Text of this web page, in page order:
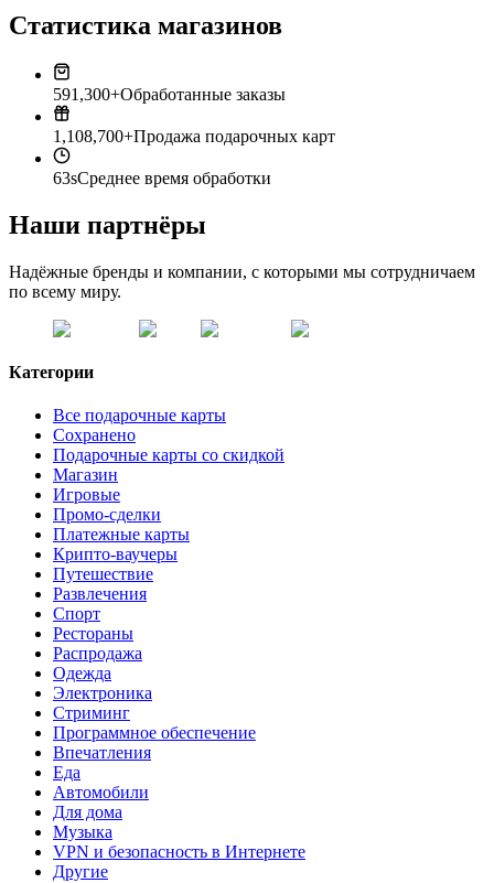
Статистика магазинов
591,300+Обработанные заказы
1,108,700+Продажа подарочных карт
63sСреднее время обработки
Наши партнёры
Надёжные бренды и компании, с которыми мы сотрудничаем
по всему миру.
Категории
Все подарочные карты
Сохранено
Подарочные карты со скидкой
Магазин
Игровые
Промо-сделки
Платежные карты
Крипто-ваучеры
Путешествие
Развлечения
Спорт
Рестораны
Распродажа
Одежда
Электроника
Стриминг
Программное обеспечение
Впечатления
Еда
Автомобили
Для дома
Музыка
VPN и безопасность в Интернете
Другие